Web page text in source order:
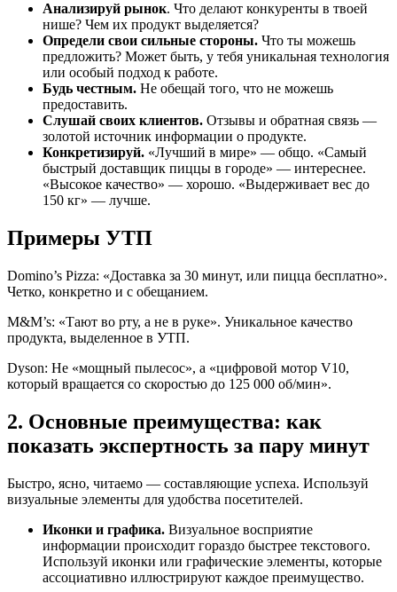
Анализируй рынок. Что делают конкуренты в твоей
нише? Чем их продукт выделяется?
Определи свои сильные стороны. Что ты можешь
предложить? Может быть, у тебя уникальная технология
или особый подход к работе.
Будь честным. Не обещай того, что не можешь
предоставить.
Слушай своих клиентов. Отзывы и обратная связь —
золотой источник информации о продукте.
Конкретизируй. «Лучший в мире» — общо. «Самый
быстрый доставщик пиццы в городе» — интереснее.
«Высокое качество» — хорошо. «Выдерживает вес до
150 кг» — лучше.
Примеры УТП
Domino’s Pizza: «Доставка за 30 минут, или пицца бесплатно».
Четко, конкретно и с обещанием.
M&M’s: «Тают во рту, а не в руке». Уникальное качество
продукта, выделенное в УТП.
Dyson: Не «мощный пылесос», а «цифровой мотор V10,
который вращается со скоростью до 125 000 об/мин».
2. Основные преимущества: как
показать экспертность за пару минут
Быстро, ясно, читаемо — составляющие успеха. Используй
визуальные элементы для удобства посетителей.
Иконки и графика. Визуальное восприятие
информации происходит гораздо быстрее текстового.
Используй иконки или графические элементы, которые
ассоциативно иллюстрируют каждое преимущество.